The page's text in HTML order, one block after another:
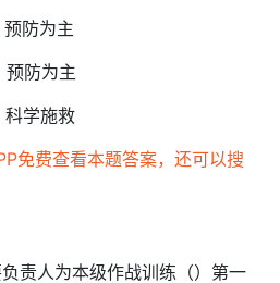
防为主
预防为主
科学施救
免费查看本题答案，还可以搜
责人为本级作战训练（）第一